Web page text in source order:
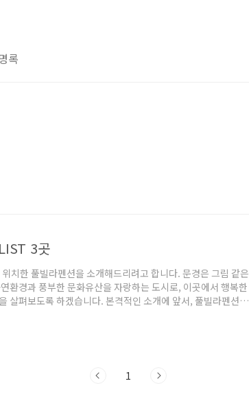
록
3곳
치한 풀빌라펜션을 소개해드리려고 합니다. 문경은 그림 같은
환경과 풍부한 문화유산을 자랑하는 도시로, 이곳에서 행복한
살펴보도록 하겠습니다. 본격적인 소개에 앞서, 풀빌라펜션의
도,리조트 문경 풀빌라펜션 소개 문경 풀빌라펜션은 충북 괴산
1